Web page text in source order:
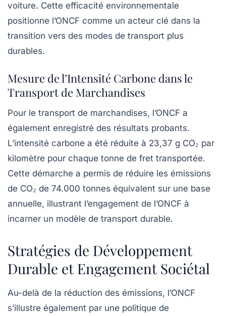
voiture. Cette efficacité environnementale
positionne l’ONCF comme un acteur clé dans la
transition vers des modes de transport plus
durables.
Mesure de l’Intensité Carbone dans le
Transport de Marchandises
Pour le transport de marchandises, l’ONCF a
également enregistré des résultats probants.
L’intensité carbone a été réduite à 23,37 g CO₂ par
kilomètre pour chaque tonne de fret transportée.
Cette démarche a permis de réduire les émissions
de CO₂ de 74.000 tonnes équivalent sur une base
annuelle, illustrant l’engagement de l’ONCF à
incarner un modèle de transport durable.
Stratégies de Développement
Durable et Engagement Sociétal
Au-delà de la réduction des émissions, l’ONCF
s’illustre également par une politique de